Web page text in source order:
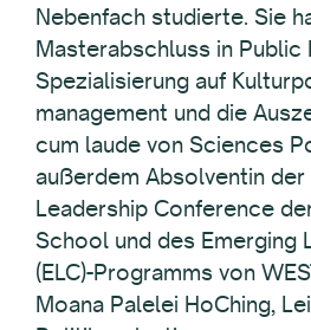
Nebenfach studierte. Sie
Masterabschluss in Public
Spezialisierung auf
management und die
cum laude von Sciences
außerdem Absolventin
Leadership Conference
School und des Emerging
(ELC)-Programms von
Moana Palelei HoChing,